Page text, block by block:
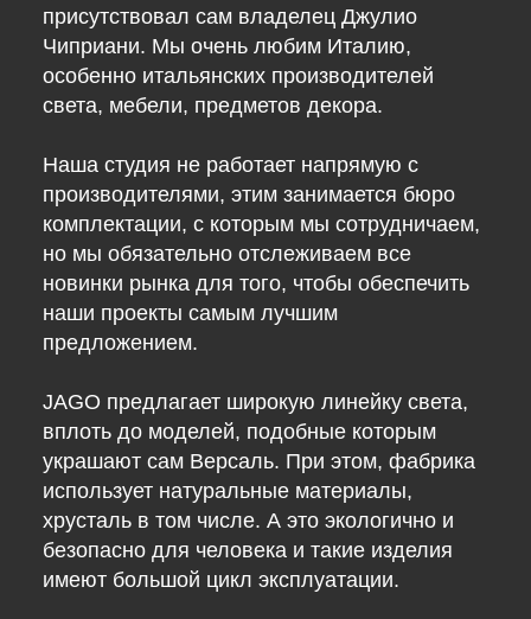
присутствовал сам владелец Джулио
Чиприани. Мы очень любим Италию,
особенно итальянских производителей
света, мебели, предметов декора.
Наша студия не работает напрямую с
производителями, этим занимается бюро
комплектации, с которым мы сотрудничаем,
но мы обязательно отслеживаем все
новинки рынка для того, чтобы обеспечить
наши проекты самым лучшим
предложением.
JAGO предлагает широкую линейку света,
вплоть до моделей, подобные которым
украшают сам Версаль. При этом, фабрика
использует натуральные материалы,
хрусталь в том числе. А это экологично и
безопасно для человека и такие изделия
имеют большой цикл эксплуатации.